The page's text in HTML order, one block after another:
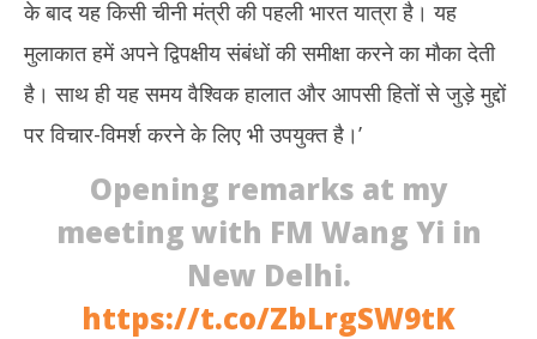
के बाद यह किसी चीनी मंत्री की पहली भारत यात्रा है। यह
मुलाकात हमें अपने द्विपक्षीय संबंधों की समीक्षा करने का मौका देती
है। साथ ही यह समय वैश्विक हालात और आपसी हितों से जुड़े मुद्दों
पर विचार-विमर्श करने के लिए भी उपयुक्त है।’
Opening remarks at my
meeting with FM Wang Yi in
New Delhi.
https://t.co/ZbLrgSW9tK